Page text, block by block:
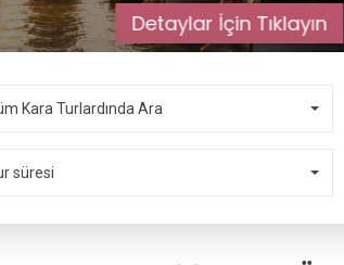
Detaylar İçin Tıklayın
Kara Turlardında Ara
süresi